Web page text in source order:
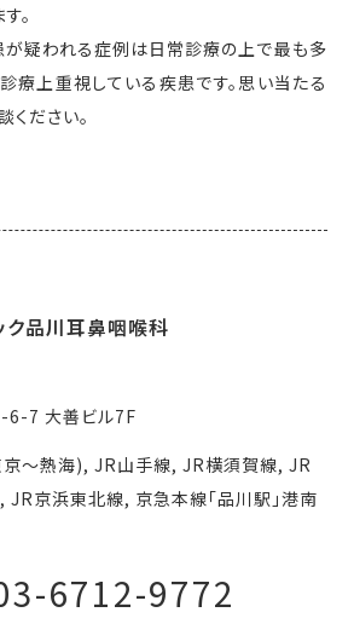
。
が疑われる症例は日常診療の上で最も多
療上重視している疾患です。思い当たる
ださい。
ク品川耳鼻咽喉科
6-7 大善ビル7F
～熱海), JR山手線, JR横須賀線, JR
JR京浜東北線, 京急本線「品川駅」港南
6712-9772